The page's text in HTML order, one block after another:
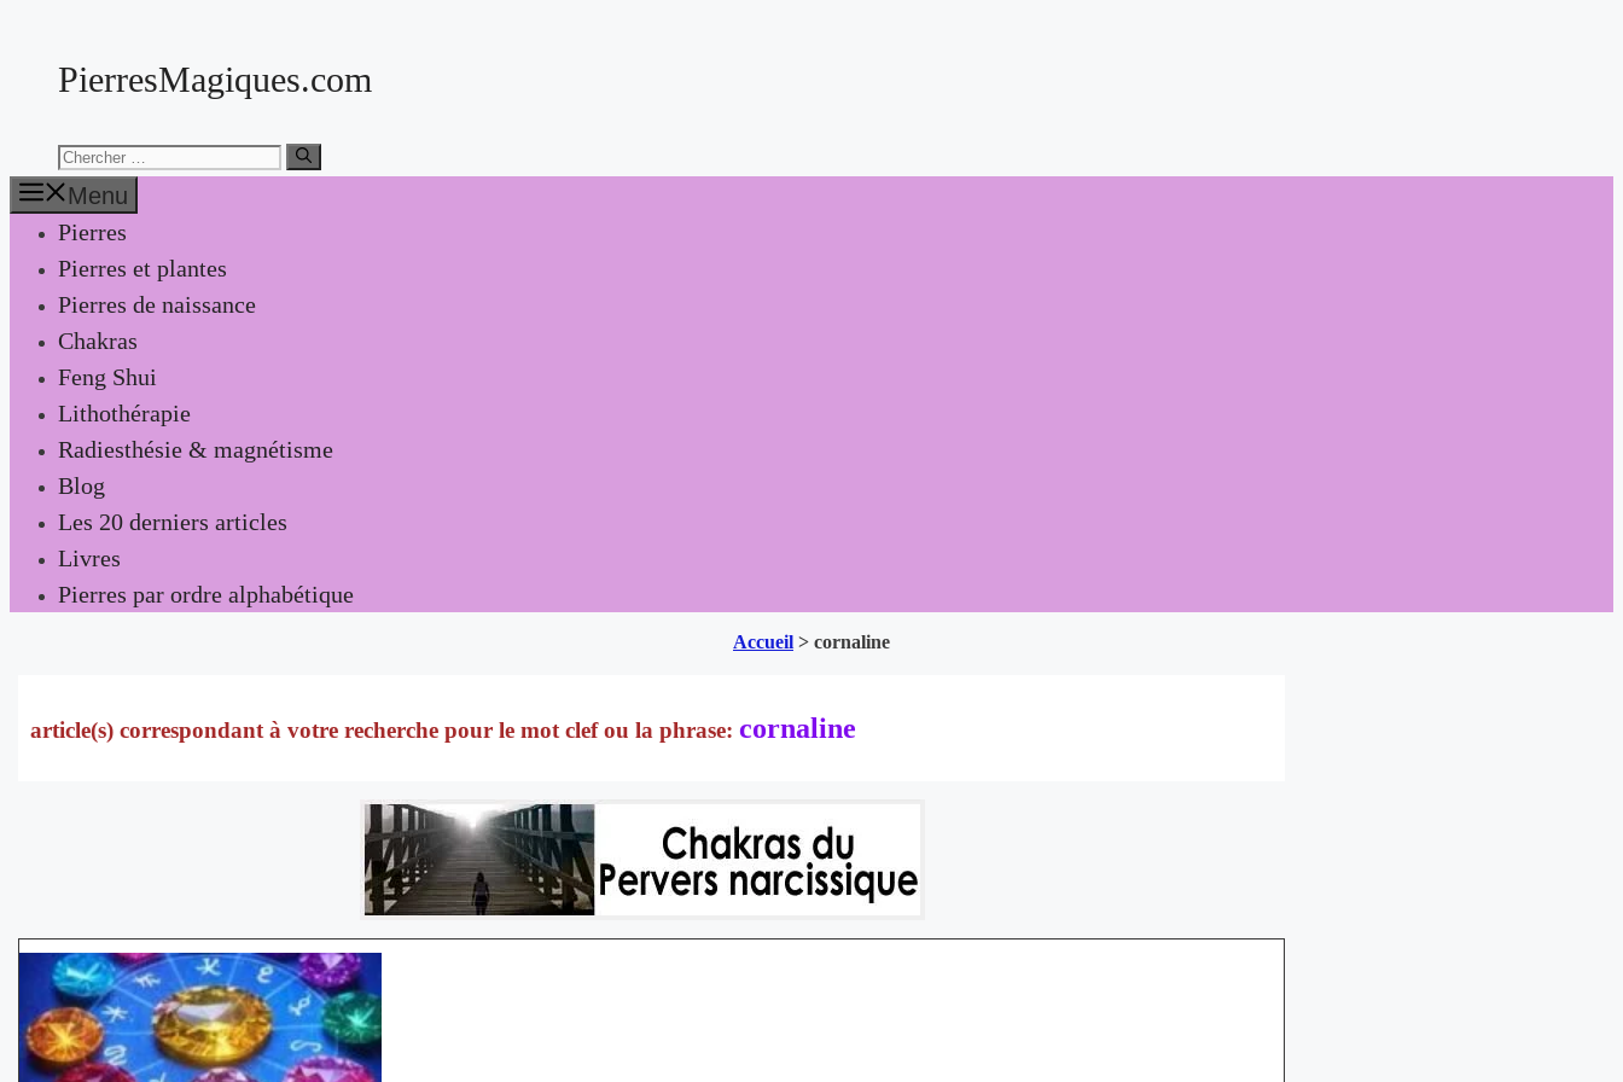
contenuPierresMagiques.com
Chercher:
Menu
Pierres
Pierres et plantes
Pierres de naissance
Chakras
Feng Shui
Lithothérapie
Radiesthésie & magnétisme
Blog
Les 20 derniers articles
Livres
Pierres par ordre alphabétique
Accueil > cornaline
cornaline